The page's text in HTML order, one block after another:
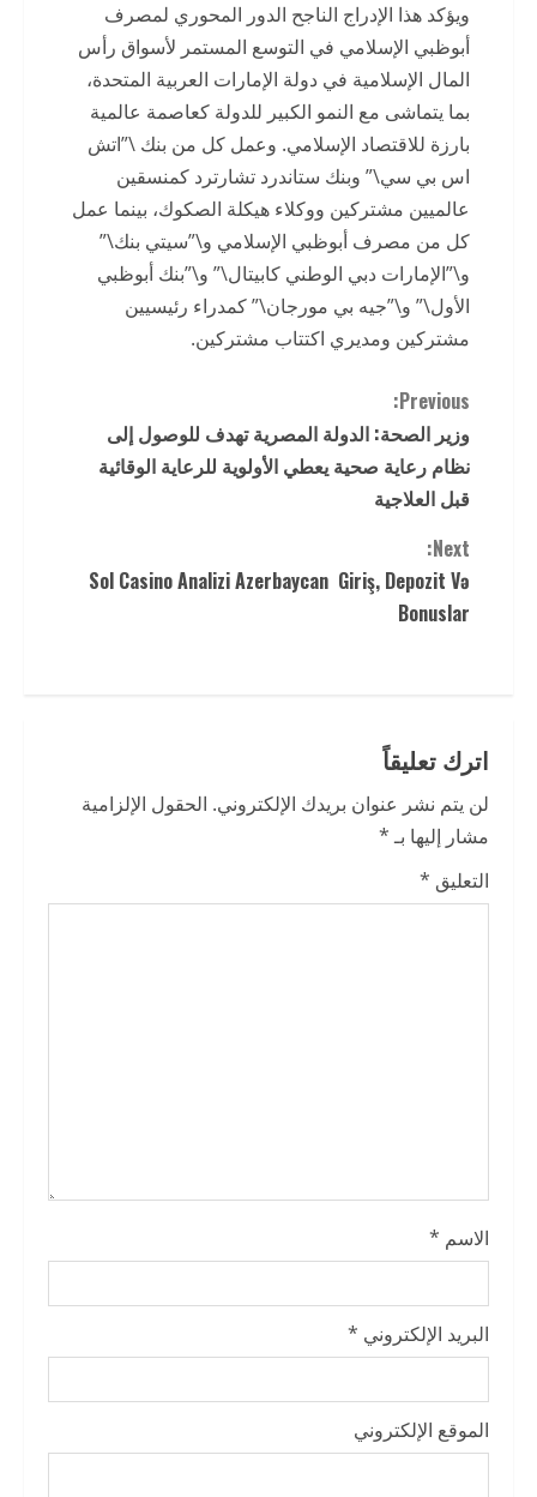
ويؤكد هذا الإدراج الناجح الدور المحوري لمصرف
أبوظبي الإسلامي في التوسع المستمر لأسواق رأس
المال الإسلامية في دولة الإمارات العربية المتحدة،
بما يتماشى مع النمو الكبير للدولة كعاصمة عالمية
بارزة للاقتصاد الإسلامي. وعمل كل من بنك \”اتش
اس بي سي\” وبنك ستاندرد تشارترد كمنسقين
عالميين مشتركين ووكلاء هيكلة الصكوك، بينما عمل
كل من مصرف أبوظبي الإسلامي و\”سيتي بنك\”
و\”الإمارات دبي الوطني كابيتال\” و\”بنك أبوظبي
الأول\” و\”جيه بي مورجان\” كمدراء رئيسيين
مشتركين ومديري اكتتاب مشتركين.
C
o
n
t
i
e
R
e
a
Previous:
وزير الصحة: الدولة المصرية تهدف للوصول إلى
نظام رعاية صحية يعطي الأولوية للرعاية الوقائية
قبل العلاجية
Next:
Sol Casino Analizi Azerbaycan ️ Giriş, Depozit Və
Bonuslar ️
اترك تعليقاً
لن يتم نشر عنوان بريدك الإلكتروني. الحقول الإلزامية
مشار إليها بـ*
التعليق *
الاسم *
البريد الإلكتروني *
الموقع الإلكتروني